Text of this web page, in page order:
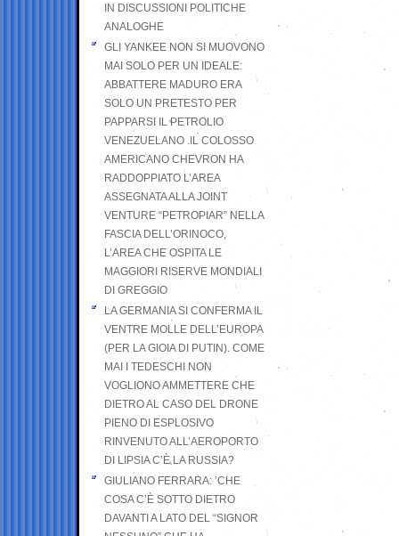
IN DISCUSSIONI POLITICHE
ANALOGHE
GLI YANKEE NON SI MUOVONO
MAI SOLO PER UN IDEALE:
ABBATTERE MADURO ERA
SOLO UN PRETESTO PER
PAPPARSI IL PETROLIO
VENEZUELANO .IL COLOSSO
AMERICANO CHEVRON HA
RADDOPPIATO L’AREA
ASSEGNATA ALLA JOINT
VENTURE “PETROPIAR” NELLA
FASCIA DELL’ORINOCO,
L’AREA CHE OSPITA LE
MAGGIORI RISERVE MONDIALI
DI GREGGIO
LA GERMANIA SI CONFERMA IL
VENTRE MOLLE DELL’EUROPA
(PER LA GIOIA DI PUTIN). COME
MAI I TEDESCHI NON
VOGLIONO AMMETTERE CHE
DIETRO AL CASO DEL DRONE
PIENO DI ESPLOSIVO
RINVENUTO ALL’AEROPORTO
DI LIPSIA C’È LA RUSSIA?
GIULIANO FERRARA: ’CHE
COSA C’È SOTTO DIETRO
DAVANTI A LATO DEL “SIGNOR